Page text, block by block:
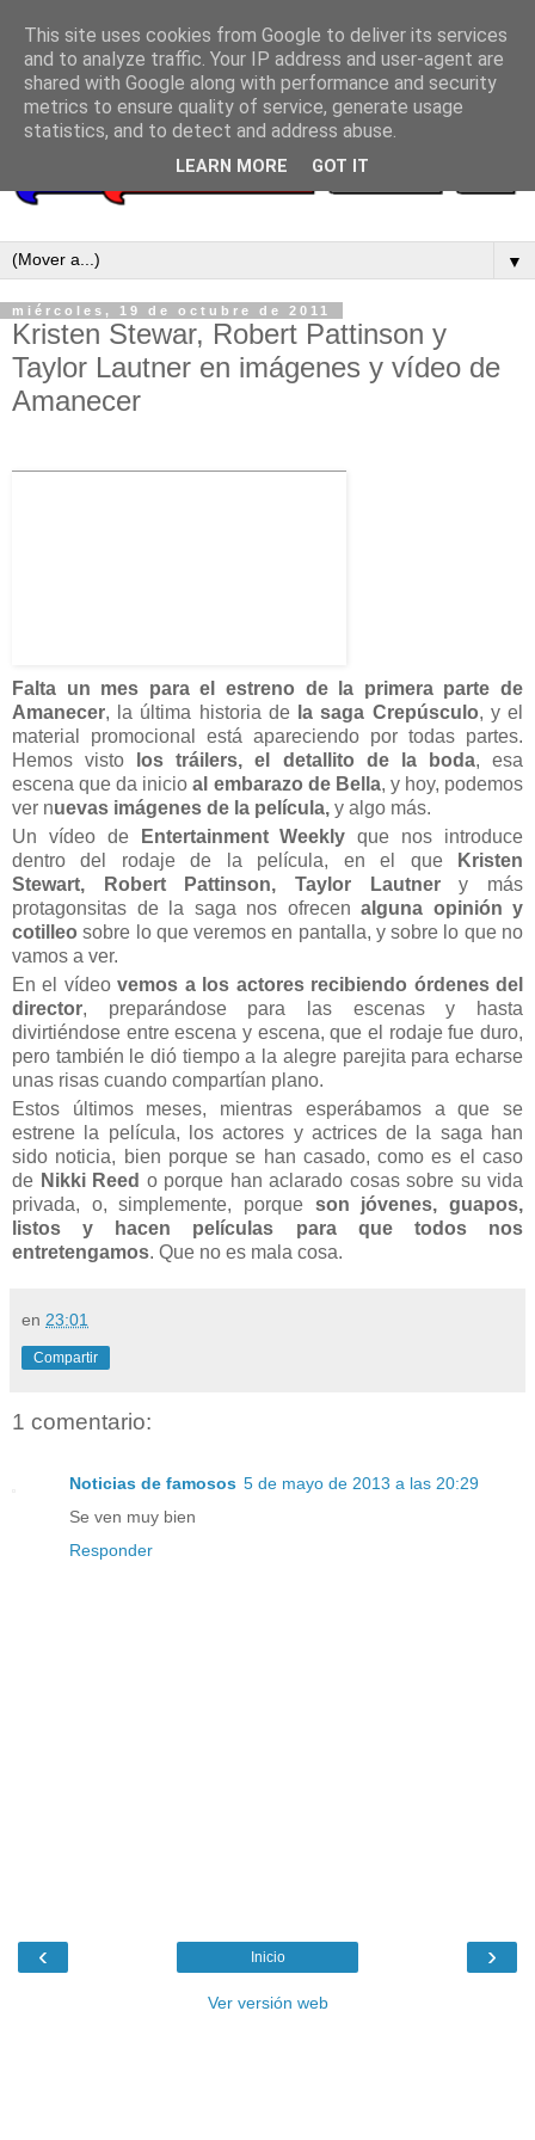
▼
miércoles, 19 de octubre de 2011
Kristen Stewar, Robert Pattinson y
Taylor Lautner en imágenes y vídeo de
Amanecer
Falta un mes para el estreno de la primera parte de
Amanecer, la última historia de la saga Crepúsculo, y el
material promocional está apareciendo por todas partes.
Hemos visto
los tráilers, el detallito de la boda, esa
escena que da inicioal embarazo de Bella, y hoy, podemos
ver nuevas imágenes de la película, y algo más.
Un vídeo de
Entertainment Weekly que nos introduce
dentro del rodaje de la película, en el que
Kristen
Stewart, Robert Pattinson, Taylor Lautnery más
protagonsitas de la saga nos ofrecen alguna opinión y
cotilleo sobre lo que veremos en pantalla, y sobre lo que no
vamos a ver.
En el vídeovemos a los actores recibiendo órdenes del
director, preparándose para las escenas y hasta
divirtiéndose entre escena y escena, que el rodaje fue duro,
pero también le dió tiempo a la alegre parejita para echarse
unas risas cuando compartían plano.
Estos últimos meses, mientras esperábamos a que se
estrene la película, los actores y actrices de la saga han
sido noticia, bien porque se han casado, como es el caso
de Nikki Reed o porque han aclarado cosas sobre su vida
privada, o, simplemente, porque son jóvenes, guapos,
listos y hacen películas para que todos nos
entretengamos. Que no es mala cosa.
en 23:01
Compartir
1 comentario:
Noticias de famosos 5 de mayo de 2013 a las 20:29
Se ven muy bien
Responder
‹ ›
Inicio
Ver versión web
This site uses cookies from Google to deliver its services
and to analyze traffic. Your IP address and user-agent are
shared with Google along with performance and security
metrics to ensure quality of service, generate usage
statistics, and to detect and address abuse.
LEARN MORE GOT IT